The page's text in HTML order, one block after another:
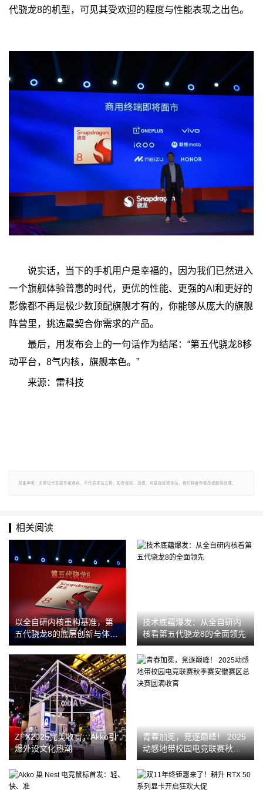
代骁龙8的机型，可见其受欢迎的程度与性能表现之出色。
说实话，当下的手机用户是幸福的，因为我们已然进入
一个旗舰体验普惠的时代，更优的性能、更强的AI和更好的
影像都不再是极少数顶配旗舰才有的，你能够从庞大的旗舰
阵营里，挑选最契合你需求的产品。
最后，用发布会上的一句话作为结尾：“第五代骁龙8移
动平台，8气内核，旗舰本色。”
来源：雷科技
郑重声明：文章仅代表原作者观点，不代表本站立场；如有侵权、违规，可直接反馈本站，我们将会作修改或删除处理。
相关阅读
以全自研内核重构基准，第
五代骁龙8的底层创新与体验
升华
技术底蕴爆发：从全自研内
核看第五代骁龙8的全面领先
ZFX2025完美收官，Akko引
爆外设文化热潮
青春加冕，竞逐巅峰！ 2025
动感地带校园电竞联赛秋季
赛安徽赛区总决赛圆满收官